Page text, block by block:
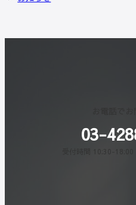
03-
受付時間 10:30-18:00